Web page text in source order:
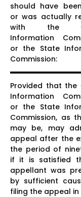
should have
or was actually
with the
Information
or the State
Commission:
Provided that the
Information
or the State
Commission, as
may be, may
appeal after the
the period of
if it is satisfied
appellant was
by sufficient
filing the appeal in